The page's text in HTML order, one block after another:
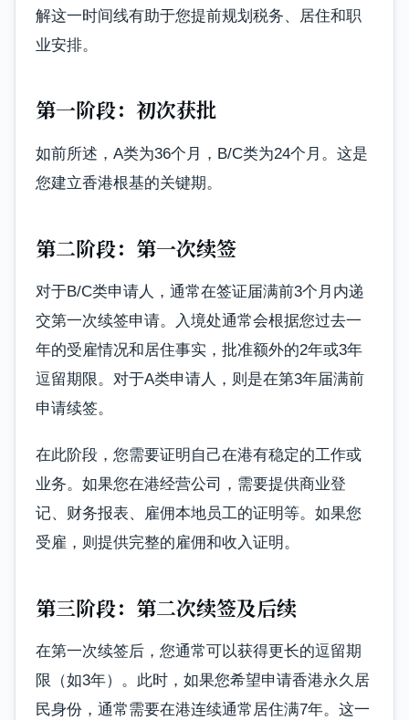
解这一时间线有助于您提前规划税务、居住和职
业安排。
第一阶段：初次获批
如前所述，A类为36个月，B/C类为24个月。这是
您建立香港根基的关键期。
第二阶段：第一次续签
对于B/C类申请人，通常在签证届满前3个月内递
交第一次续签申请。入境处通常会根据您过去一
年的受雇情况和居住事实，批准额外的2年或3年
逗留期限。对于A类申请人，则是在第3年届满前
申请续签。
在此阶段，您需要证明自己在港有稳定的工作或
业务。如果您在港经营公司，需要提供商业登
记、财务报表、雇佣本地员工的证明等。如果您
受雇，则提供完整的雇佣和收入证明。
第三阶段：第二次续签及后续
在第一次续签后，您通常可以获得更长的逗留期
限（如3年）。此时，如果您希望申请香港永久居
民身份，通常需要在港连续通常居住满7年。这一